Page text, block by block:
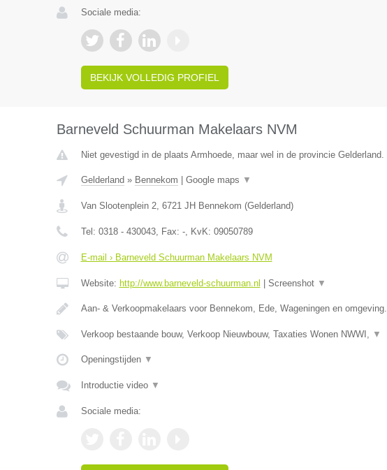
Sociale media:
BEKIJK VOLLEDIG PROFIEL
Barneveld Schuurman Makelaars NVM
Niet gevestigd in de plaats Armhoede, maar wel in de provincie Gelderland.
Gelderland » Bennekom Google maps ▼
Van Slootenplein 2, 6721 JH Bennekom (Gelderland)
Tel: 0318 - 430043, Fax: -, KvK: 09050789
E-mail › Barneveld Schuurman Makelaars NVM
Website: http://www.barneveld-schuurman.nl Screenshot ▼
Aan- & Verkoopmakelaars voor Bennekom, Ede, Wageningen en omgeving.
Verkoop bestaande bouw, Verkoop Nieuwbouw, Taxaties Wonen NWWI, ▼
Openingstijden ▼
Introductie video ▼
Sociale media: